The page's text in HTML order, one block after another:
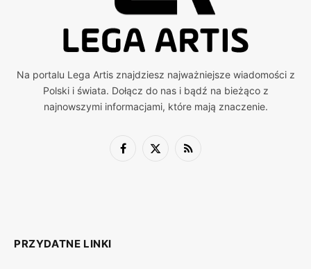
Na portalu Lega Artis znajdziesz najważniejsze wiadomości z
Polski i świata. Dołącz do nas i bądź na bieżąco z
najnowszymi informacjami, które mają znaczenie.
Facebook
X
RSS
PRZYDATNE LINKI